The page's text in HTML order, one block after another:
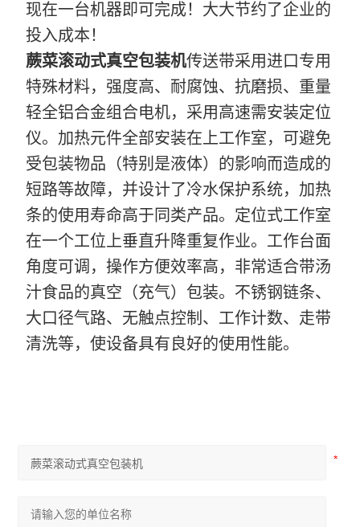
现在一台机器即可完成！大大节约了企业的
投入成本！
蕨菜滚动式真空包装机传送带采用进口专用
特殊材料，强度高、耐腐蚀、抗磨损、重量
轻全铝合金组合电机，采用高速需安装定位
仪。加热元件全部安装在上工作室，可避免
受包装物品（特别是液体）的影响而造成的
短路等故障，并设计了冷水保护系统，加热
条的使用寿命高于同类产品。定位式工作室
在一个工位上垂直升降重复作业。工作台面
角度可调，操作方便效率高，非常适合带汤
汁食品的真空（充气）包装。不锈钢链条、
大口径气路、无触点控制、工作计数、走带
清洗等，使设备具有良好的使用性能。